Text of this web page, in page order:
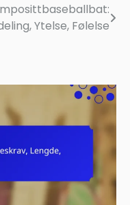
Ytelse, Følelse